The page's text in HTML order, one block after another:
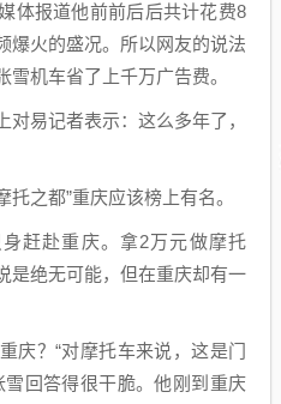
体报道他前前后后共计花费8
爆火的盛况。所以网友的说法
机车省了上千万广告费。
易记者表示：这么多年了，
托之都”重庆应该榜上有名。
赶赴重庆。拿2万元做摩托
是绝无可能，但在重庆却有一
庆？“对摩托车来说，这是门
回答得很干脆。他刚到重庆